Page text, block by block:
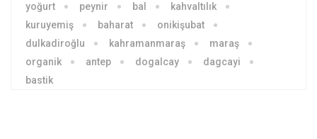
yoğurt
peynir bal
kahvaltılık
kuruyemiş
baharat
onikişubat
dulkadiroğlu
kahramanmaraş
maraş
organik
antep dogalcay
dagcayi
bastik